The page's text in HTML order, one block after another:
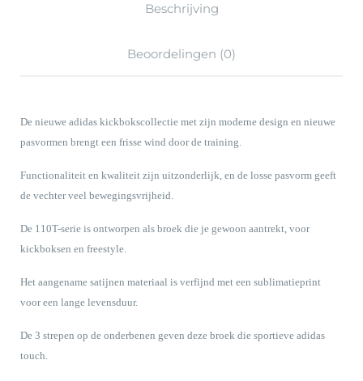
Beschrijving
Beoordelingen (0)
De nieuwe adidas kickbokscollectie met zijn moderne design en nieuwe
pasvormen brengt een frisse wind door de training.
Functionaliteit en kwaliteit zijn uitzonderlijk, en de losse pasvorm geeft
de vechter veel bewegingsvrijheid.
De 110T-serie is ontworpen als broek die je gewoon aantrekt, voor
kickboksen en freestyle.
Het aangename satijnen materiaal is verfijnd met een sublimatieprint
voor een lange levensduur.
De 3 strepen op de onderbenen geven deze broek die sportieve adidas
touch.